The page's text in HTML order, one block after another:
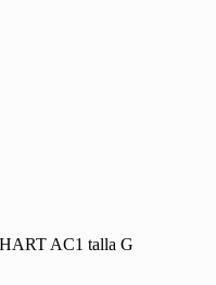
AC1 talla G